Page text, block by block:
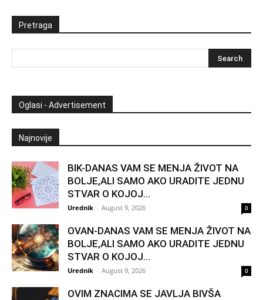
Pretraga
Oglasi - Advertisement
Najnovije
BIK-DANAS VAM SE MENJA ŽIVOT NA
BOLJE,ALI SAMO AKO URADITE JEDNU
STVAR O KOJOJ...
Urednik - August 9, 2026 0
OVAN-DANAS VAM SE MENJA ŽIVOT NA
BOLJE,ALI SAMO AKO URADITE JEDNU
STVAR O KOJOJ...
Urednik - August 9, 2026 0
OVIM ZNACIMA SE JAVLJA BIVŠA